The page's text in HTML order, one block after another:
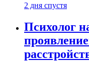
2 дня спустя
Психолог